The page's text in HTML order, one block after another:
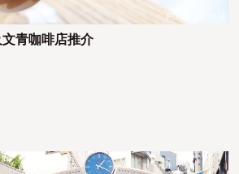
青咖啡店推介